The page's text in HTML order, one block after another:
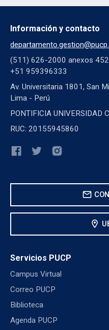
Información y contacto
(511) 626-2000 anexos
+51 959396333
Av. Universitaria 1801, San
Lima - Perú
PONTIFICIA UNIVERSIDAD
RUC: 20155945860
mail
location_on
Servicios PUCP
Campus Virtual
Correo PUCP
Biblioteca
Agenda PUCP